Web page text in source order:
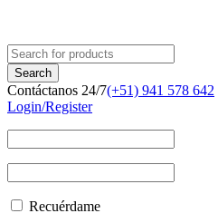
Contáctanos 24/7(+51) 941 578 642
Login/Register
Recuérdame